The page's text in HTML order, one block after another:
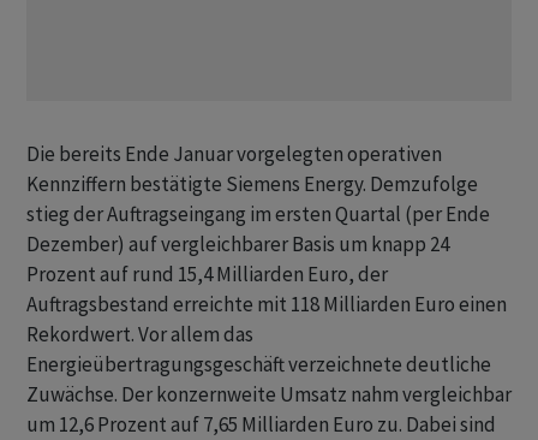
Die bereits Ende Januar vorgelegten operativen
Kennziffern bestätigte Siemens Energy. Demzufolge
stieg der Auftragseingang im ersten Quartal (per Ende
Dezember) auf vergleichbarer Basis um knapp 24
Prozent auf rund 15,4 Milliarden Euro, der
Auftragsbestand erreichte mit 118 Milliarden Euro einen
Rekordwert. Vor allem das
Energieübertragungsgeschäft verzeichnete deutliche
Zuwächse. Der konzernweite Umsatz nahm vergleichbar
um 12,6 Prozent auf 7,65 Milliarden Euro zu. Dabei sind